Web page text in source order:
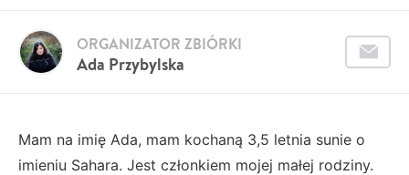
Ada Przybylska
ORGANIZATOR ZBIÓRKI
Mam na imię Ada, mam kochaną 3,5 letnia sunie o
imieniu Sahara. Jest członkiem mojej małej rodziny.